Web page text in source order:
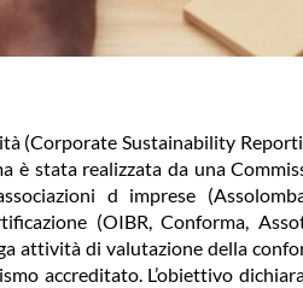
(Corporate Sustainability
è stata realizzata da una
d imprese
(OIBR, Conforma,
attività di valutazione della
accreditato. L’obiettivo